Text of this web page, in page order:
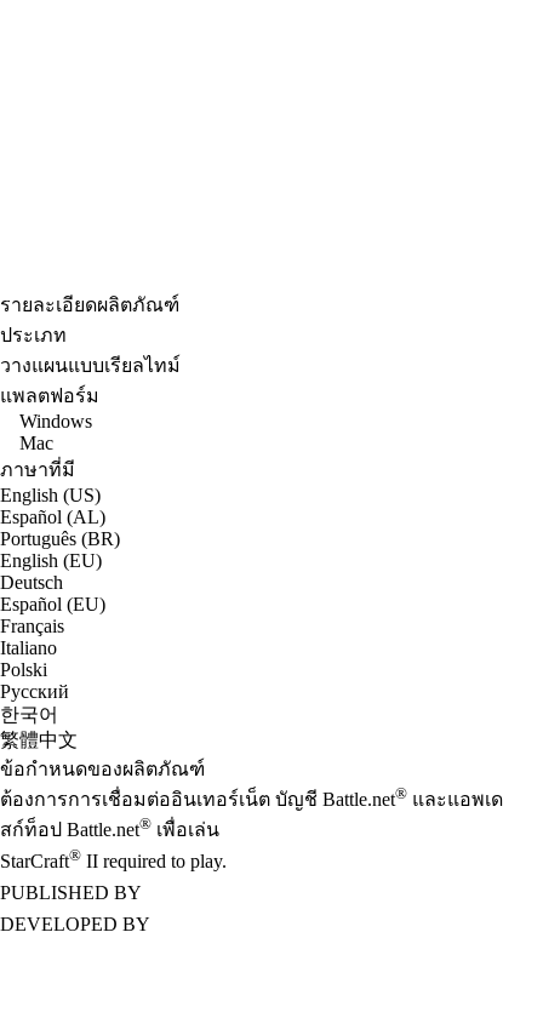
รายละเอียดผลิตภัณฑ์
ประเภท
วางแผนแบบเรียลไทม์
แพลตฟอร์ม
Windows
Mac
ภาษาที่มี
English (US)
Español (AL)
Português (BR)
English (EU)
Deutsch
Español (EU)
Français
Italiano
Polski
Русский
한국어
繁體中文
ข้อกำหนดของผลิตภัณฑ์
ต้องการการเชื่อมต่ออินเทอร์เน็ต บัญชี Battle.net® และแอพเด
สก์ท็อป Battle.net® เพื่อเล่น
StarCraft® II required to play.
PUBLISHED BY
DEVELOPED BY